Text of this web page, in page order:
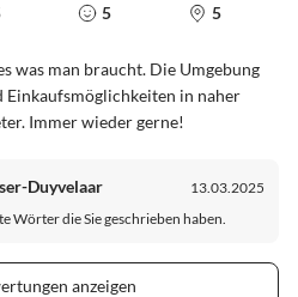
5 5
was man braucht. Die Umgebung
Einkaufsmöglichkeiten in naher
Immer wieder gerne!
Duyvelaar
13.03.2025
Wörter die Sie geschrieben haben.
anzeigen